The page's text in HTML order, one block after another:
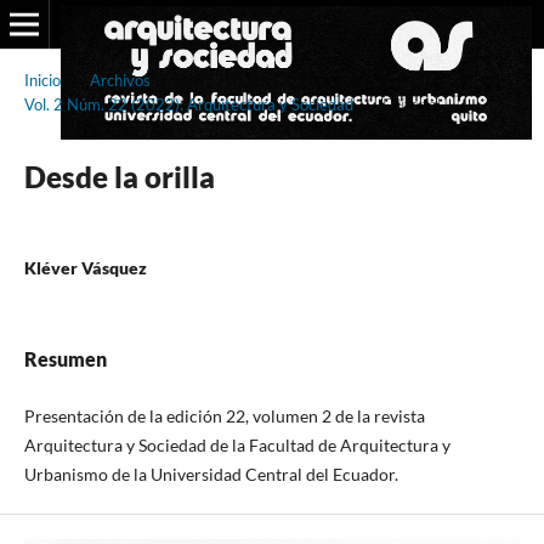
Inicio Archivos
Vol. 2 Núm. 22 (2022): Arquitectura y Sociedad / Editorial
Desde la orilla
Kléver Vásquez
Resumen
Presentación de la edición 22, volumen 2 de la revista
Arquitectura y Sociedad de la Facultad de Arquitectura y
Urbanismo de la Universidad Central del Ecuador.